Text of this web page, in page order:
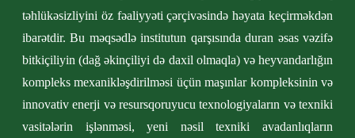
təhlükəsizliyini öz fəaliyyəti çərçivəsində həyata keçirməkdən
ibarətdir. Bu məqsədlə institutun qarşısında duran əsas vəzifə
bitkiçiliyin (dağ əkinçiliyi də daxil olmaqla) və heyvandarlığın
kompleks mexanikləşdirilməsi üçün maşınlar kompleksinin və
innovativ enerji və resursqoruyucu texnologiyaların və texniki
vasitələrin işlənməsi, yeni nəsil texniki avadanlıqların